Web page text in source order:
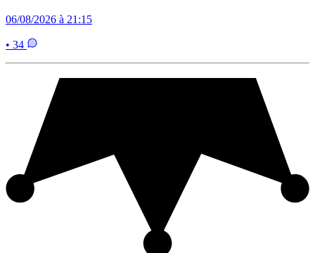
06/08/2026 à 21:15
• 34